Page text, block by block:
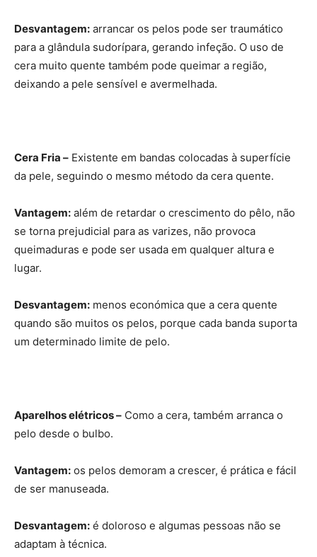
Desvantagem: arrancar os pelos pode ser traumático
para a glândula sudorípara, gerando infeção. O uso de
cera muito quente também pode queimar a região,
deixando a pele sensível e avermelhada.
Cera Fria – Existente em bandas colocadas à superfície
da pele, seguindo o mesmo método da cera quente.
Vantagem: além de retardar o crescimento do pêlo, não
se torna prejudicial para as varizes, não provoca
queimaduras e pode ser usada em qualquer altura e
lugar.
Desvantagem: menos económica que a cera quente
quando são muitos os pelos, porque cada banda suporta
um determinado limite de pelo.
Aparelhos elétricos – Como a cera, também arranca o
pelo desde o bulbo.
Vantagem: os pelos demoram a crescer, é prática e fácil
de ser manuseada.
Desvantagem: é doloroso e algumas pessoas não se
adaptam à técnica.